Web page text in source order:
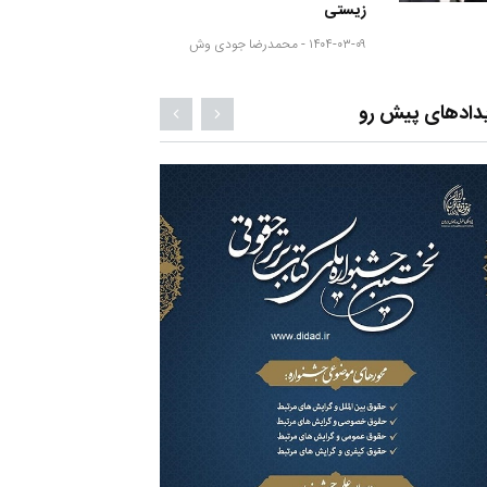
زیستی
۱۴۰۴-۰۳-۰۹ - محمدرضا جودی وش
پیش رو